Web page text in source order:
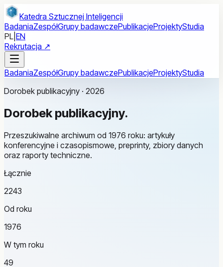
Przejdź do treści głównej
Katedra Sztucznej Inteligencji
BadaniaZespółGrupy badawczePublikacjeProjektyStudia
PL EN
Rekrutacja ↗
BadaniaZespółGrupy badawczePublikacjeProjektyStudia
Dorobek publikacyjny · 2026
Dorobek publikacyjny.
Przeszukiwalne archiwum od 1976 roku: artykuły
konferencyjne i czasopismowe, preprinty, zbiory danych
oraz raporty techniczne.
Łącznie
2243
Od roku
1976
W tym roku
49